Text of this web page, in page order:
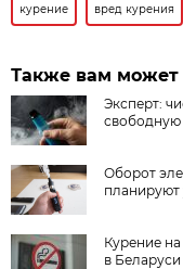
курение вред курения
Также вам может
Эксперт:
Оборот
планируют
Курение
в Беларуси